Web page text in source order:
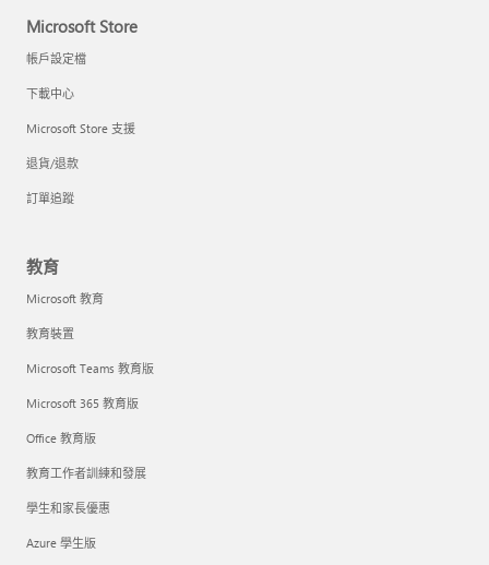
Microsoft Store
帳戶設定檔
下載中心
Microsoft Store 支援
退貨/退款
訂單追蹤
教育
Microsoft 教育
教育裝置
Microsoft Teams 教育版
Microsoft 365 教育版
Office 教育版
教育工作者訓練和發展
學生和家長優惠
Azure 學生版